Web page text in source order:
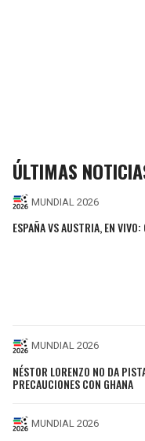
ÚLTIMAS
MUNDIAL 2026
ESPAÑA VS AUSTRIA, EN
MUNDIAL 2026
NÉSTOR LORENZO NO DA
PRECAUCIONES CON GHANA
MUNDIAL 2026